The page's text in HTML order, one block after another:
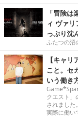
「冒険
ィ ヴァ
っぷり沈
ふたつの沼
【キャ
こと。セ
いう働き
クエスト」
されました
実際に働い